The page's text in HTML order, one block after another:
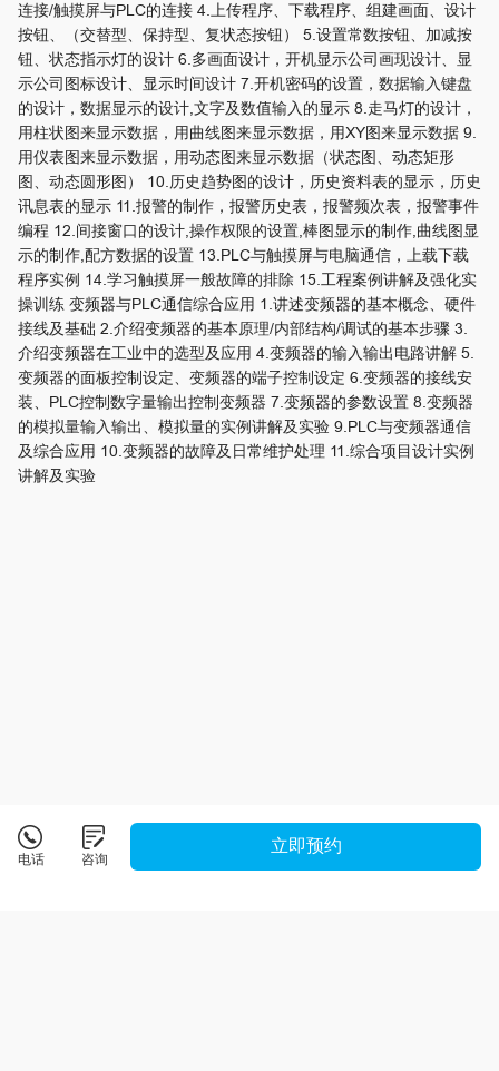
连接/触摸屏与PLC的连接 4.上传程序、下载程序、组建画面、设计
按钮、（交替型、保持型、复状态按钮） 5.设置常数按钮、加减按
钮、状态指示灯的设计 6.多画面设计，开机显示公司画现设计、显
示公司图标设计、显示时间设计 7.开机密码的设置，数据输入键盘
的设计，数据显示的设计,文字及数值输入的显示 8.走马灯的设计，
用柱状图来显示数据，用曲线图来显示数据，用XY图来显示数据 9.
用仪表图来显示数据，用动态图来显示数据（状态图、动态矩形
图、动态圆形图） 10.历史趋势图的设计，历史资料表的显示，历史
讯息表的显示 11.报警的制作，报警历史表，报警频次表，报警事件
编程 12.间接窗口的设计,操作权限的设置,棒图显示的制作,曲线图显
示的制作,配方数据的设置 13.PLC与触摸屏与电脑通信，上载下载
程序实例 14.学习触摸屏一般故障的排除 15.工程案例讲解及强化实
操训练 变频器与PLC通信综合应用 1.讲述变频器的基本概念、硬件
接线及基础 2.介绍变频器的基本原理/内部结构/调试的基本步骤 3.
介绍变频器在工业中的选型及应用 4.变频器的输入输出电路讲解 5.
变频器的面板控制设定、变频器的端子控制设定 6.变频器的接线安
装、PLC控制数字量输出控制变频器 7.变频器的参数设置 8.变频器
的模拟量输入输出、模拟量的实例讲解及实验 9.PLC与变频器通信
及综合应用 10.变频器的故障及日常维护处理 11.综合项目设计实例
讲解及实验
电话 咨询
立即预约